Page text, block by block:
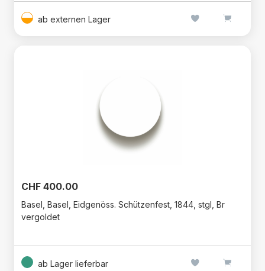
ab externen Lager
CHF 400.00
Basel, Basel, Eidgenöss. Schützenfest, 1844, stgl, Br
vergoldet
ab Lager lieferbar